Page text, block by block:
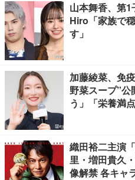
山本舞香、第
Hiro「家族で
す」
加藤綾菜、免
野菜スープ”公
う」「栄養満
織田裕二主演
里・増田貴久
像解禁 各キャ